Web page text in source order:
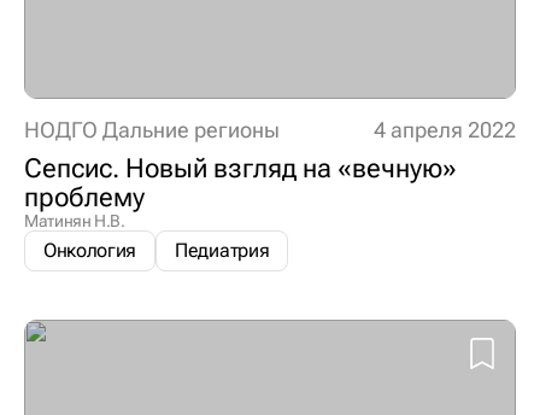
НОДГО Дальние регионы 4 апреля 2022
Сепсис. Новый взгляд на «вечную»
проблему
Матинян Н.В.
Онкология Педиатрия